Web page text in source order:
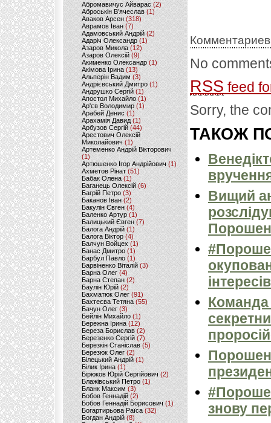
Абромавичус Айварас (2)
Аброськін В’ячеслав(1)
Аваков Арсен (318)
Аврамов Іван (7)
Адамовський Андрій(2)
Адаріч Олександр (1)
Азаров Микола (12)
Азаров Олексій (9)
Акименко Олександр(1)
Акімова Ірина(13)
Альперін Вадим (3)
Андрієвський Дмитро(1)
Андрушко Сергій(1)
Апостол Михайло(1)
Ар'єв Володимир (1)
Арабей Денис(1)
Арахамія Давид (1)
Арбузов Сергій (44)
Арестович Олексій
Миколайович(1)
Артеменко Андрій Вікторович
(1)
Артюшенко Ігор Андрійович(1)
Ахметов Рінат(51)
Бабак Олена(1)
Баганець Олексій(6)
Багрій Петро (3)
Баканов Іван(2)
Бакулін Євген (4)
Баленко Артур(1)
Балицький Євген(7)
Балога Андрій (1)
Балога Віктор (4)
Балчун Войцех (1)
Банас Дмитро (1)
Барбул Павло(1)
Барвіненко Віталій(3)
Барна Олег (4)
Барна Степан (2)
Баулін Юрій (2)
Бахматюк Олег (91)
Бахтеєва Тетяна(55)
Бачун Олег (3)
Бейлін Михайло (1)
Бережна Ірина(12)
Береза Борислав(2)
Березенко Сергій (7)
Березкін Станіслав (5)
Березюк Олег(2)
Білецький Андрій (1)
Білик Ірина (1)
Бірюков Юрій Сергійович (2)
Блажівський Петро (1)
Бланк Максим(3)
Бобов Геннадій (2)
Бобов Геннадій Борисович (1)
Богартирьова Раїса (32)
Богдан Андрій(8)
No
RSS feed
Sorry, the
ТАКОЖ
Вищий
інтересів
Команда
знову